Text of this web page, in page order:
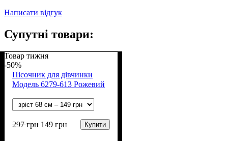
Написати відгук
Супутні товари:
Товар тижня
-50%
Пісочник для дівчинки
Модель 6279-613 Рожевий
297грн 149 грн Купити